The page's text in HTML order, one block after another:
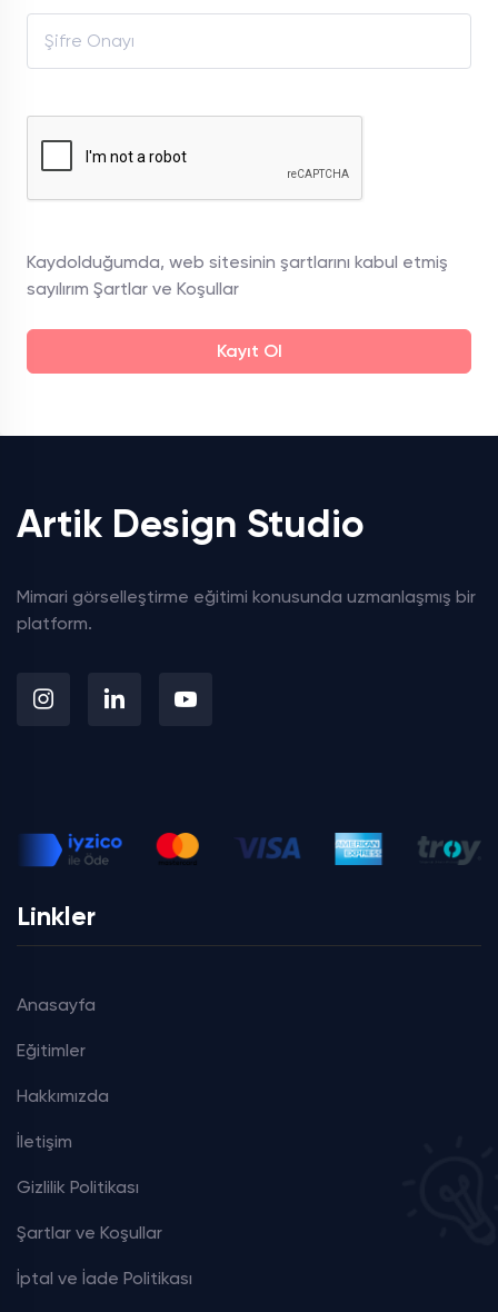
Kaydolduğumda, web sitesinin şartlarını kabul etmiş
sayılırım Şartlar ve Koşullar
Kayıt Ol
Artik Design Studio
Mimari görselleştirme eğitimi konusunda uzmanlaşmış bir
platform.
Linkler
Anasayfa
Eğitimler
Hakkımızda
İletişim
Gizlilik Politikası
Şartlar ve Koşullar
İptal ve İade Politikası